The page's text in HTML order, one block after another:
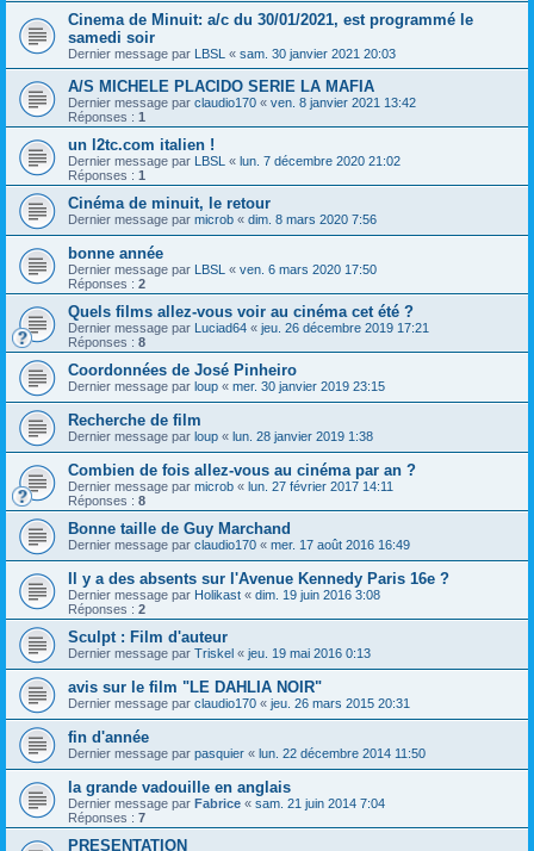
Cinema de Minuit: a/c du 30/01/2021, est programmé le
samedi soir
Dernier message par LBSL « sam. 30 janvier 2021 20:03
A/S MICHELE PLACIDO SERIE LA MAFIA
Dernier message par claudio170 « ven. 8 janvier 2021 13:42
Réponses : 1
un l2tc.com italien !
Dernier message par LBSL « lun. 7 décembre 2020 21:02
Réponses : 1
Cinéma de minuit, le retour
Dernier message par microb « dim. 8 mars 2020 7:56
bonne année
Dernier message par LBSL « ven. 6 mars 2020 17:50
Réponses : 2
Quels films allez-vous voir au cinéma cet été ?
Dernier message par Luciad64 « jeu. 26 décembre 2019 17:21
Réponses : 8
Coordonnées de José Pinheiro
Dernier message par loup « mer. 30 janvier 2019 23:15
Recherche de film
Dernier message par loup « lun. 28 janvier 2019 1:38
Combien de fois allez-vous au cinéma par an ?
Dernier message par microb « lun. 27 février 2017 14:11
Réponses : 8
Bonne taille de Guy Marchand
Dernier message par claudio170 « mer. 17 août 2016 16:49
Il y a des absents sur l'Avenue Kennedy Paris 16e ?
Dernier message par Holikast « dim. 19 juin 2016 3:08
Réponses : 2
Sculpt : Film d'auteur
Dernier message par Triskel « jeu. 19 mai 2016 0:13
avis sur le film "LE DAHLIA NOIR"
Dernier message par claudio170 « jeu. 26 mars 2015 20:31
fin d'année
Dernier message par pasquier « lun. 22 décembre 2014 11:50
la grande vadouille en anglais
Dernier message par Fabrice « sam. 21 juin 2014 7:04
Réponses : 7
PRESENTATION